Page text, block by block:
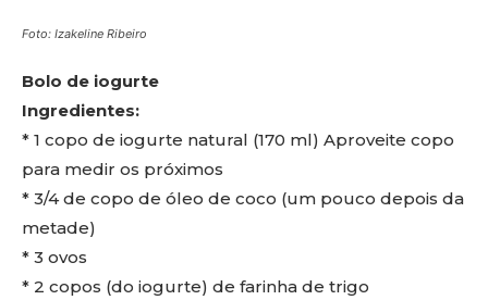
Foto: Izakeline Ribeiro
Bolo de iogurte
Ingredientes:
* 1 copo de iogurte natural (170 ml) Aproveite copo
para medir os próximos
* 3/4 de copo de óleo de coco (um pouco depois da
metade)
* 3 ovos
* 2 copos (do iogurte) de farinha de trigo